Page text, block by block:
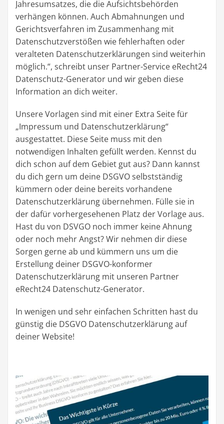
Jahresumsatzes, die die Aufsichtsbehörden
verhängen können. Auch Abmahnungen und
Gerichtsverfahren im Zusammenhang mit
Datenschutzverstößen wie fehlerhaften oder
veralteten Datenschutzerklärungen sind weiterhin
möglich.“, schreibt unser Partner-Service eRecht24
Datenschutz-Generator und wir geben diese
Information an dich weiter.
Unsere Vorlagen sind mit einer Extra Seite für
„Impressum und Datenschutzerklärung“
ausgestattet. Diese Seite muss mit den
notwendigen Inhalten gefüllt werden. Kennst du
dich schon auf dem Gebiet gut aus? Dann kannst
du dich gern um deine DSGVO selbstständig
kümmern oder deine bereits vorhandene
Datenschutzerklärung übernehmen. Fülle sie in
der dafür vorhergesehenen Platz der Vorlage aus.
Hast du von DSVGO noch immer keine Ahnung
oder noch mehr Angst? Wir nehmen dir diese
Sorgen gerne ab und kümmern uns um die
Erstellung deiner DSGVO-konformer
Datenschutzerklärung mit unseren Partner
eRecht24 Datenschutz-Generator.
In wenigen und sehr einfachen Schritten hast du
günstig die DSGVO Datenschutzerklärung auf
deiner Website!